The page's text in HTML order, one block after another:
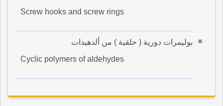
Screw hooks and screw rings
بوليمرات دورية ( حلقية ) من ألدهيدات
Cyclic polymers of aldehydes